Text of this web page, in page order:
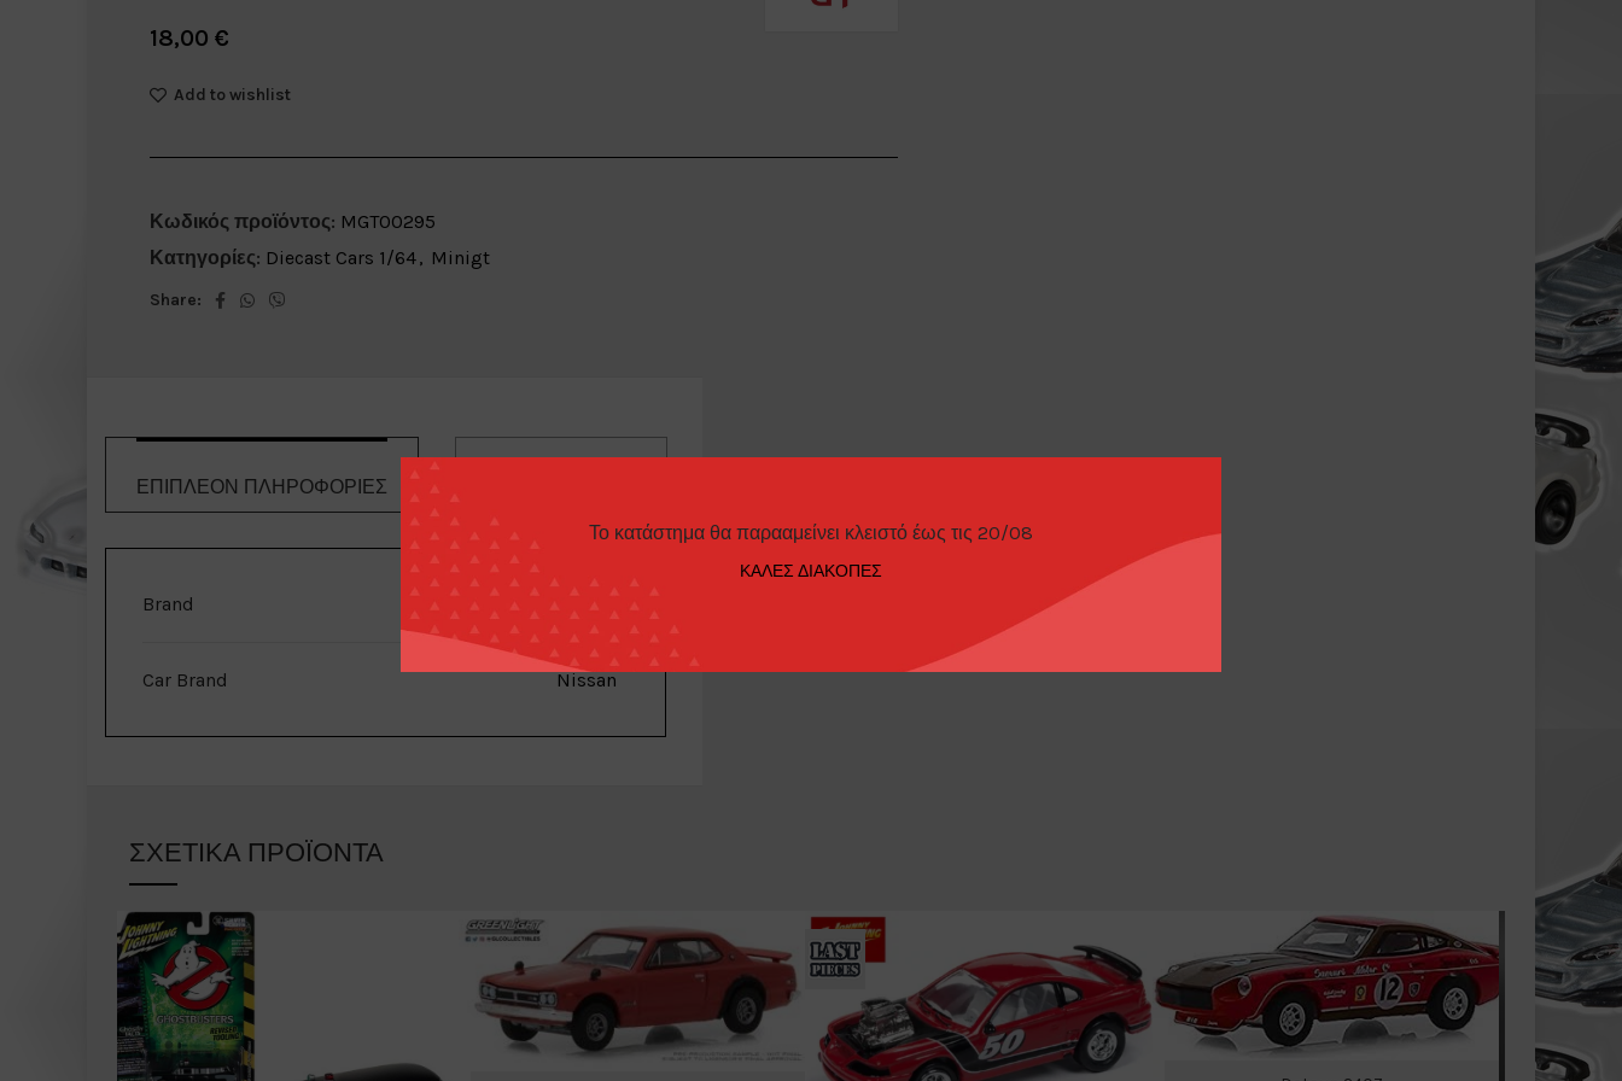
Το κατάστημα θα παρααμείνει κλειστό έως τις 20/08
ΚΑΛΕΣ ΔΙΑΚΟΠΕΣ
18,00 €
Add to wishlist
Κωδικός προϊόντος: MGT00295
Κατηγορίες: Diecast Cars 1/64, Minigt
Share:
ΕΠΙΠΛΈΟΝ ΠΛΗΡΟΦΟΡΊΕΣ
Brand Minigt
Car Brand Nissan
ΣΧΕΤΙΚΆ ΠΡΟΪΌΝΤΑ